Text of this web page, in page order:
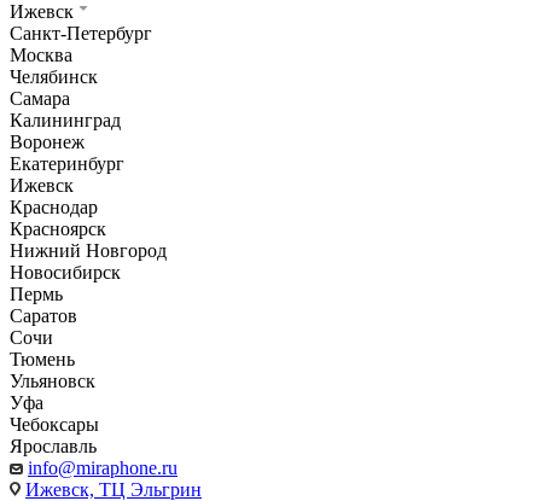
Ижевск
Санкт-Петербург
Москва
Челябинск
Самара
Калининград
Воронеж
Екатеринбург
Ижевск
Краснодар
Красноярск
Нижний Новгород
Новосибирск
Пермь
Саратов
Сочи
Тюмень
Ульяновск
Уфа
Чебоксары
Ярославль
info@miraphone.ru
Ижевск, ТЦ Эльгрин